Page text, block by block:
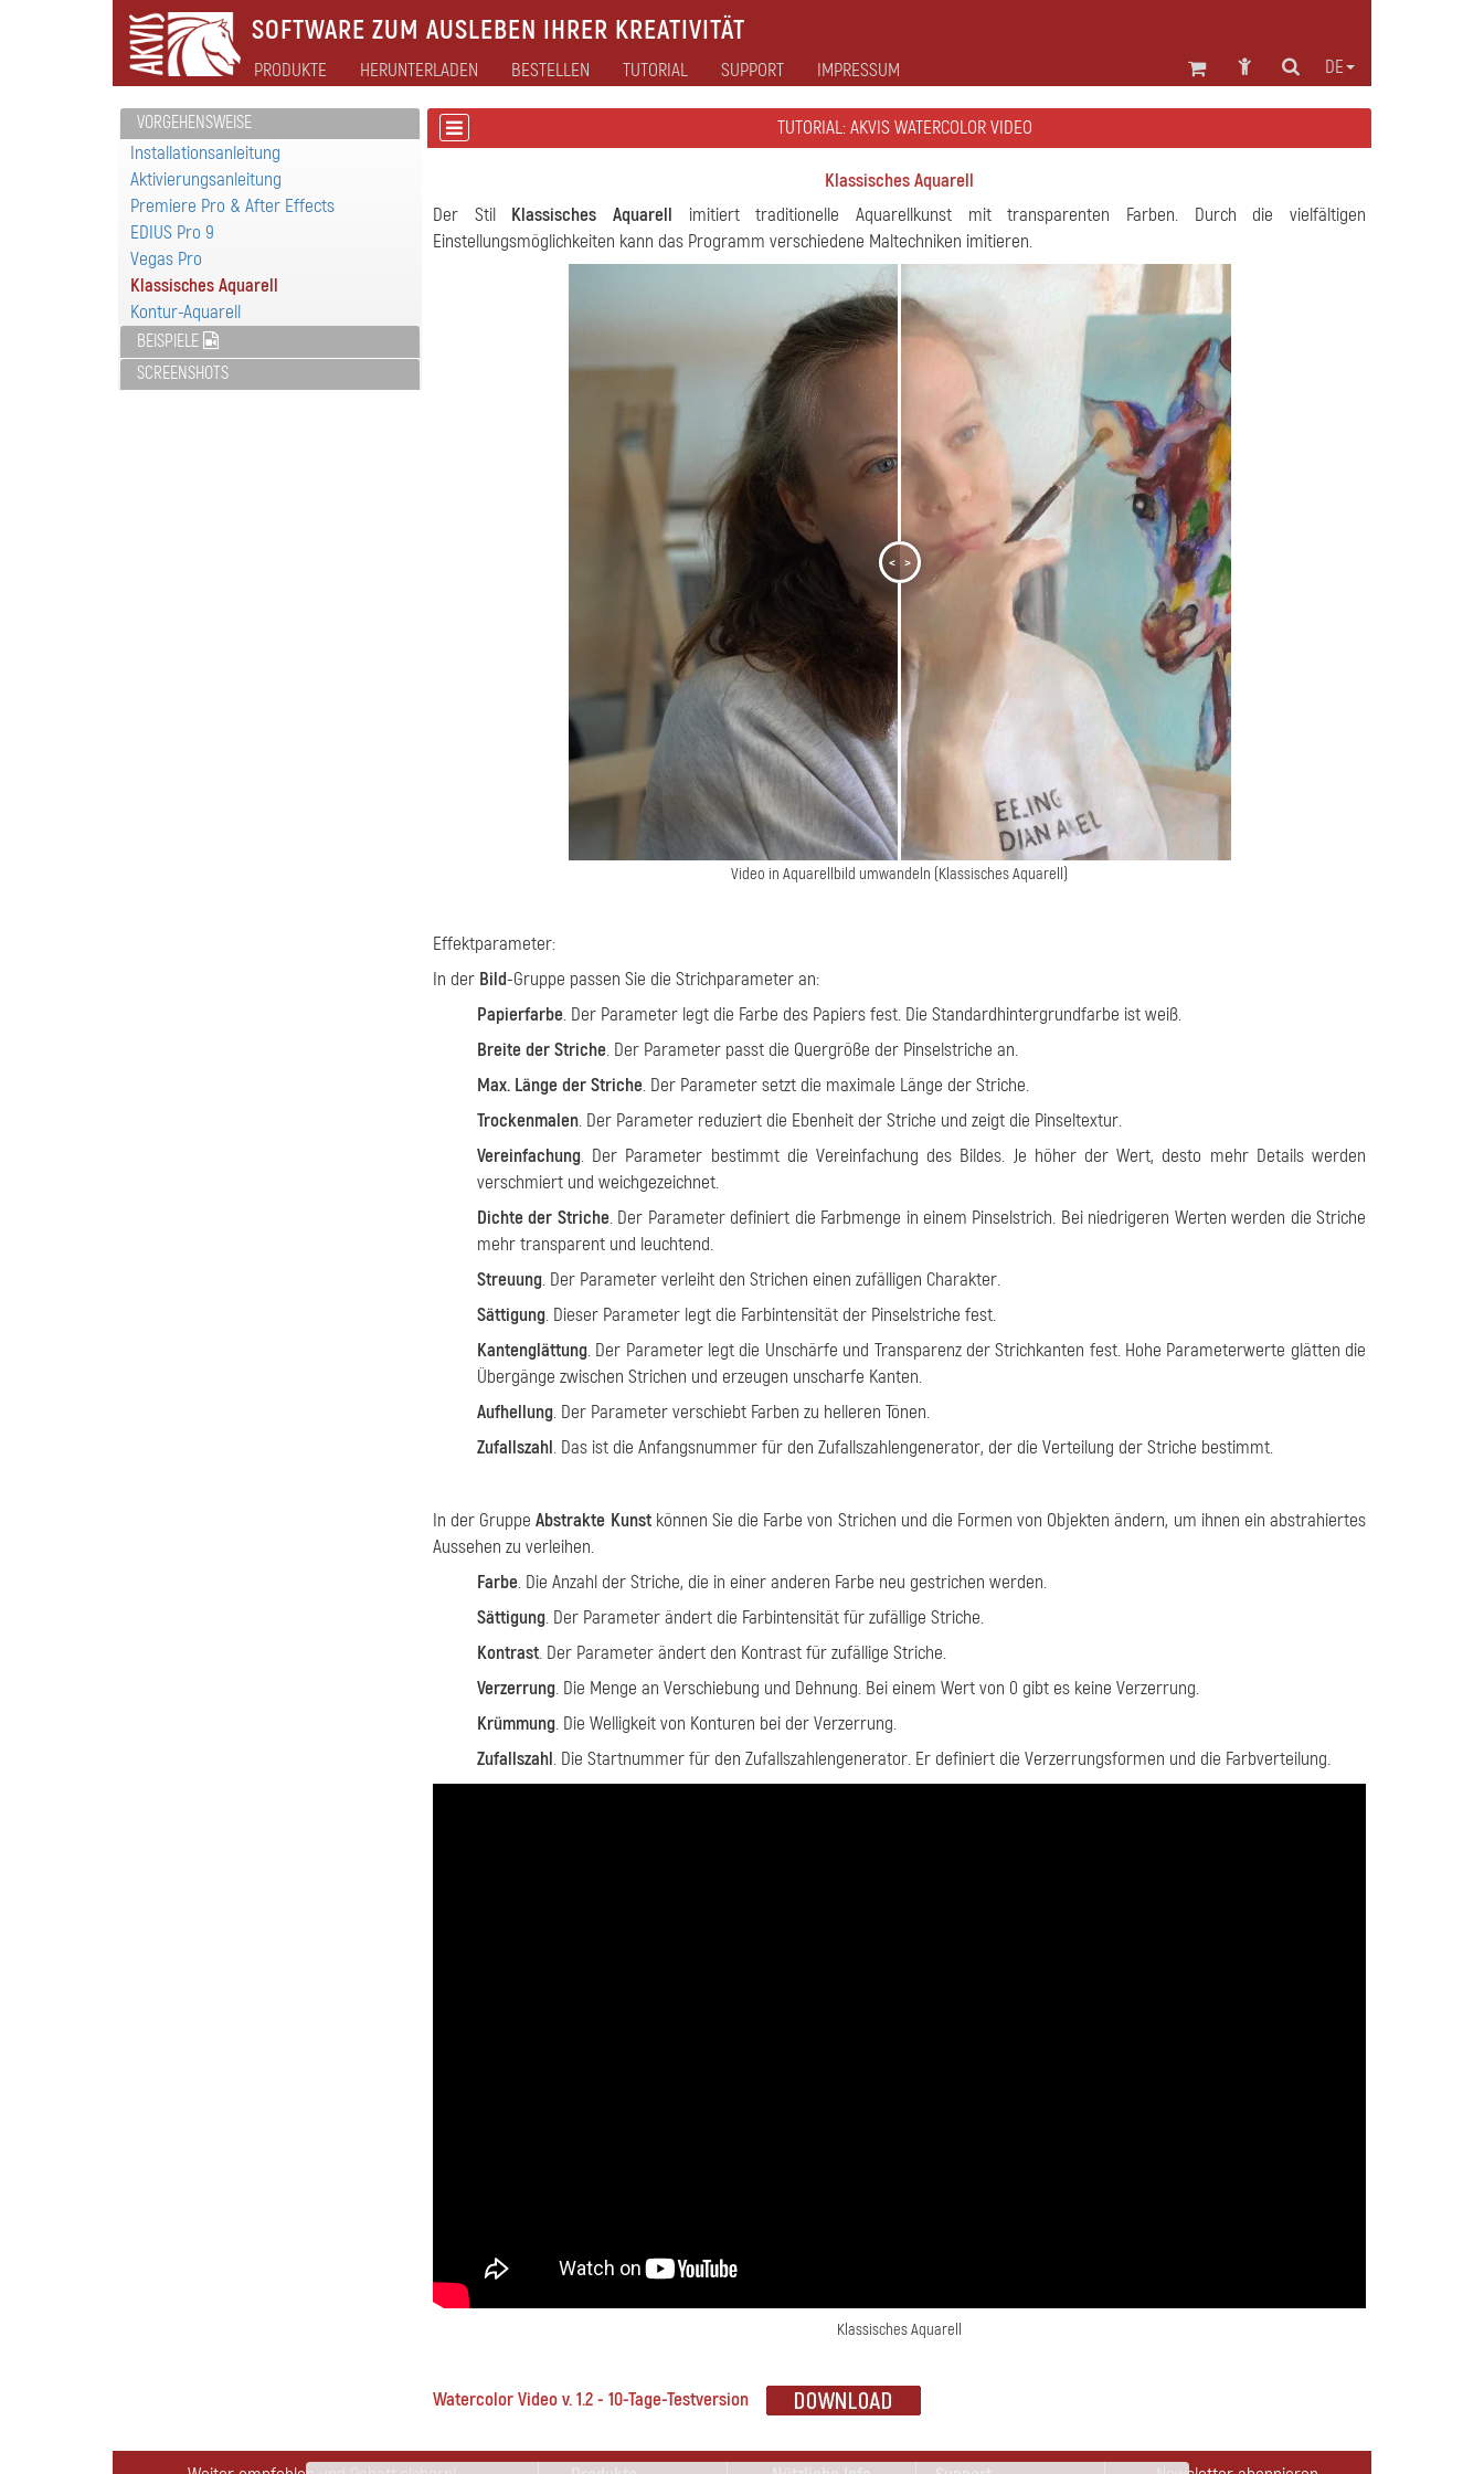
SOFTWARE ZUM AUSLEBEN IHRER KREATIVITÄT
DE
PRODUKTE HERUNTERLADEN BESTELLEN TUTORIAL SUPPORT IMPRESSUM
VORGEHENSWEISE
Installationsanleitung
Aktivierungsanleitung
Premiere Pro & After Effects
EDIUS Pro 9
Vegas Pro
Klassisches Aquarell
Kontur-Aquarell
BEISPIELE
SCREENSHOTS
TUTORIAL: AKVIS WATERCOLOR VIDEO
Klassisches Aquarell
Der Stil Klassisches Aquarell imitiert traditionelle Aquarellkunst mit transparenten Farben. Durch die vielfältigen
Einstellungsmöglichkeiten kann das Programm verschiedene Maltechniken imitieren.
< >
Video in Aquarellbild umwandeln (Klassisches Aquarell)
Effektparameter:
In der Bild-Gruppe passen Sie die Strichparameter an:
Papierfarbe. Der Parameter legt die Farbe des Papiers fest. Die Standardhintergrundfarbe ist weiß.
Breite der Striche. Der Parameter passt die Quergröße der Pinselstriche an.
Max. Länge der Striche. Der Parameter setzt die maximale Länge der Striche.
Trockenmalen. Der Parameter reduziert die Ebenheit der Striche und zeigt die Pinseltextur.
Vereinfachung. Der Parameter bestimmt die Vereinfachung des Bildes. Je höher der Wert, desto mehr Details werden
verschmiert und weichgezeichnet.
Dichte der Striche. Der Parameter definiert die Farbmenge in einem Pinselstrich. Bei niedrigeren Werten werden die Striche
mehr transparent und leuchtend.
Streuung. Der Parameter verleiht den Strichen einen zufälligen Charakter.
Sättigung. Dieser Parameter legt die Farbintensität der Pinselstriche fest.
Kantenglättung. Der Parameter legt die Unschärfe und Transparenz der Strichkanten fest. Hohe Parameterwerte glätten die
Übergänge zwischen Strichen und erzeugen unscharfe Kanten.
Aufhellung. Der Parameter verschiebt Farben zu helleren Tönen.
Zufallszahl. Das ist die Anfangsnummer für den Zufallszahlengenerator, der die Verteilung der Striche bestimmt.
In der GruppeAbstrakte Kunstkönnen Sie die Farbe von Strichen und die Formen von Objekten ändern, um ihnen ein abstrahiertes
Aussehen zu verleihen.
Farbe. Die Anzahl der Striche, die in einer anderen Farbe neu gestrichen werden.
Sättigung. Der Parameter ändert die Farbintensität für zufällige Striche.
Kontrast. Der Parameter ändert den Kontrast für zufällige Striche.
Verzerrung. Die Menge an Verschiebung und Dehnung. Bei einem Wert von 0 gibt es keine Verzerrung.
Krümmung. Die Welligkeit von Konturen bei der Verzerrung.
Zufallszahl. Die Startnummer für den Zufallszahlengenerator. Er definiert die Verzerrungsformen und die Farbverteilung.
Klassisches Aquarell
Watercolor Video v. 1.2 - 10-Tage-Testversion